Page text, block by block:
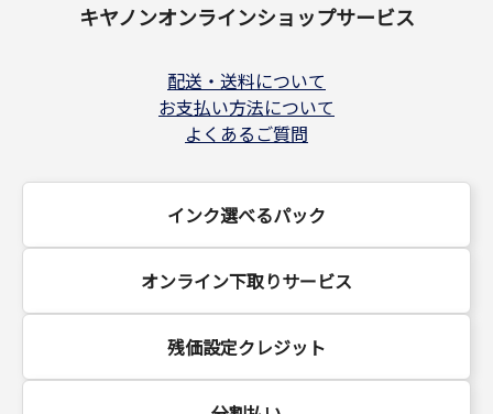
キヤノンオンラインショップサービス
配送・送料について
お支払い方法について
よくあるご質問
インク選べるパック
オンライン下取りサービス
残価設定クレジット